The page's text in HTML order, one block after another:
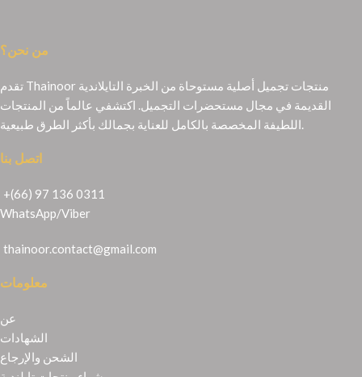
من نحن؟
تقدم Thainoor منتجات تجميل أصلية مستوحاة من الخبرة التايلاندية
القديمة في مجال مستحضرات التجميل. اكتشفي عالماً من المنتجات
اتصل بنا
+(66) 97 136 0311
WhatsApp/Viber
thainoor.contact@gmail.com
معلومات
عن
الشهادات
الشحن والإرجاع